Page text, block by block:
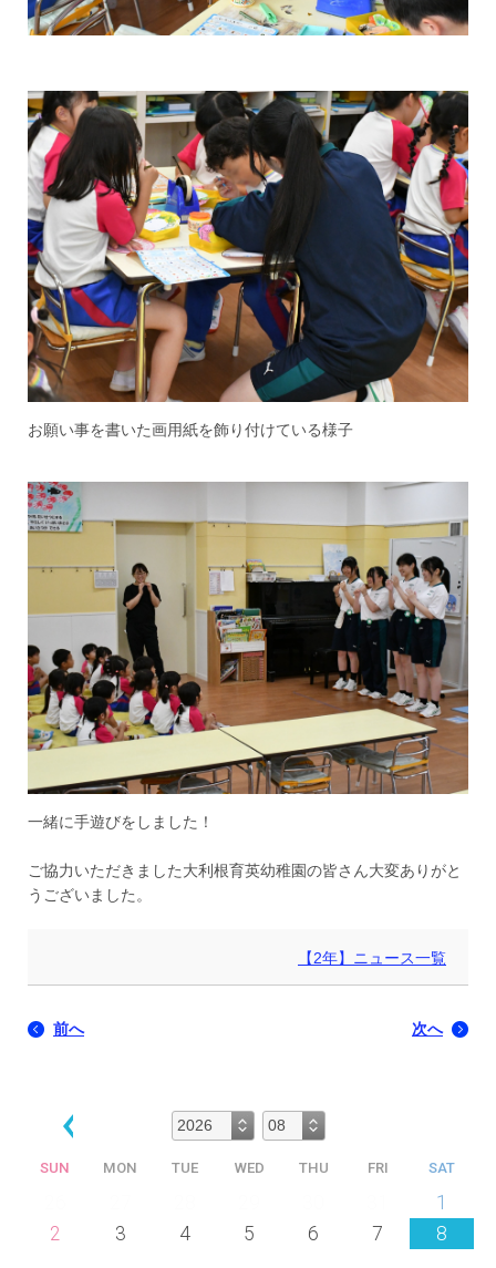
お願い事を書いた画用紙を飾り付けている様子
一緒に手遊びをしました！
ご協力いただきました大利根育英幼稚園の皆さん大変ありがと
うございました。
【2年】ニュース一覧
前へ 次へ
SUN MON TUE WED THU FRI SAT
1
2
3 4 5 6 7 8